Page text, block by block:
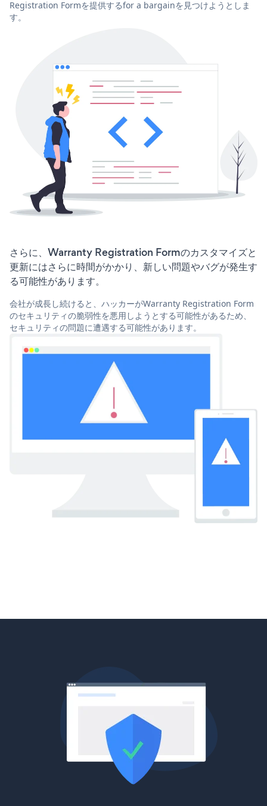
Registration Formを提供するfor a bargainを見つけようとしま
す。
さらに、Warranty Registration Formのカスタマイズと
更新にはさらに時間がかかり、新しい問題やバグが発生す
る可能性があります。
会社が成長し続けると、ハッカーがWarranty Registration Form
のセキュリティの脆弱性を悪用しようとする可能性があるため、
セキュリティの問題に遭遇する可能性があります。